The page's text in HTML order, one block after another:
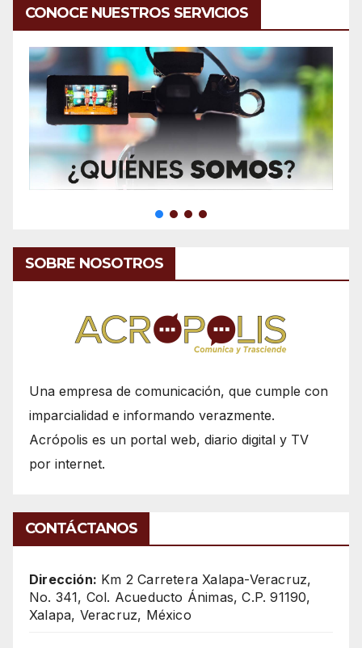
CONOCE NUESTROS SERVICIOS
SOBRE NOSOTROS
Una empresa de comunicación, que cumple con
imparcialidad e informando verazmente.
Acrópolis es un portal web, diario digital y TV
por internet.
CONTÁCTANOS
Dirección: Km 2 Carretera Xalapa-Veracruz,
No. 341, Col. Acueducto Ánimas, C.P. 91190,
Xalapa, Veracruz, México